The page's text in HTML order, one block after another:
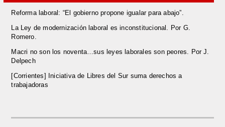
Reforma laboral: “El gobierno propone igualar para abajo”.
La Ley de modernización laboral es inconstitucional. Por G.
Romero.
Macri no son los noventa…sus leyes laborales son peores. Por J.
Delpech
[Corrientes] Iniciativa de Libres del Sur suma derechos a
trabajadoras